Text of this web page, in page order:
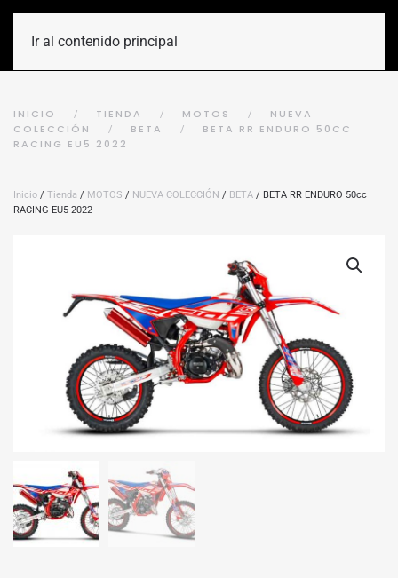
Ir al contenido principal
INICIO TIENDA MOTOS
NUEVA
COLECCIÓN
BETA
BETA RR ENDURO 50CC
RACING EU5 2022
Inicio / Tienda / MOTOS / NUEVA COLECCIÓN / BETA / BETA RR ENDURO 50cc
RACING EU5 2022